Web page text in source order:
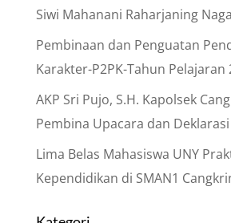
Siwi Mahanani Raharjaning
Pembinaan dan Penguatan
Karakter-P2PK-Tahun Pelajaran
AKP Sri Pujo, S.H. Kapolsek
Pembina Upacara dan
Lima Belas Mahasiswa UNY
Kependidikan di SMAN1